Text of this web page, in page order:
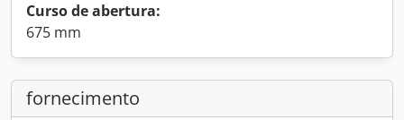
Curso de abertura:
675 mm
fornecimento